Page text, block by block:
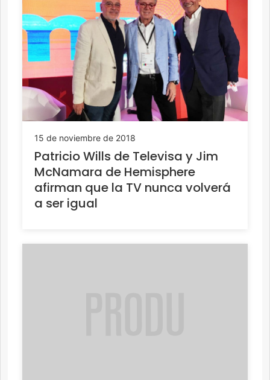
15 de noviembre de 2018
Patricio Wills de Televisa y Jim
McNamara de Hemisphere
afirman que la TV nunca volverá
a ser igual